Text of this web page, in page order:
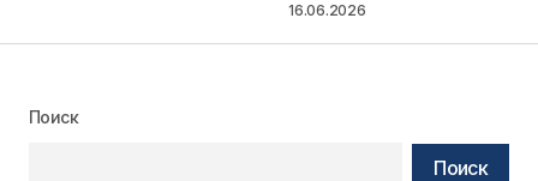
16.06.2026
Поиск
Поиск